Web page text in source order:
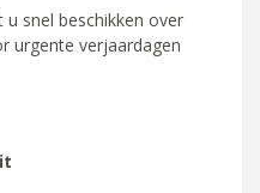
snel beschikken over
urgente verjaardagen